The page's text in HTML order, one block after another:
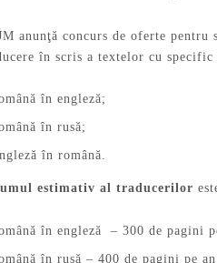
anunţă concurs de oferte
în scris a textelor cu
în engleză;
în rusă;
în română.
estimativ al traducerilor
în engleză – 300 de pagini
în rusă – 400 de pagini pe